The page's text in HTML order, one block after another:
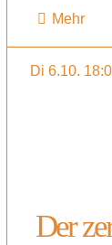
Mehr
Di 6.10.
Der